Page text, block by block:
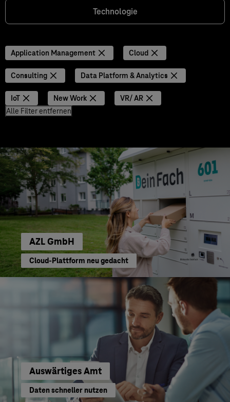
Technologie
Application Management Cloud
Consulting Data Platform & Analytics
IoT New Work
VR/ AR
Alle Filter entfernen
AZL GmbH
Cloud-Plattform neu gedacht
Auswärtiges Amt
Daten schneller nutzen